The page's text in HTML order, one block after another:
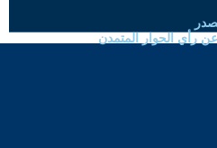
رأي الحوار المتمدن